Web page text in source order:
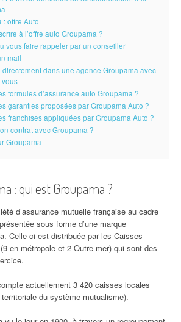
: offre Auto
à l’offre auto Groupama ?
vous faire rappeler par un conseiller
mail
directement dans une agence Groupama avec
vous
formules d’assurance auto Groupama ?
garanties proposées par Groupama Auto ?
franchises appliquées par Groupama Auto ?
contrat avec Groupama ?
Groupama
: qui est Groupama ?
d’assurance mutuelle française au cadre
sous forme d’une marque
Celle-ci est distribuée par les Caisses
en métropole et 2 Outre-mer) qui sont des
actuellement 3 420 caisses locales
territoriale du système mutualisme).